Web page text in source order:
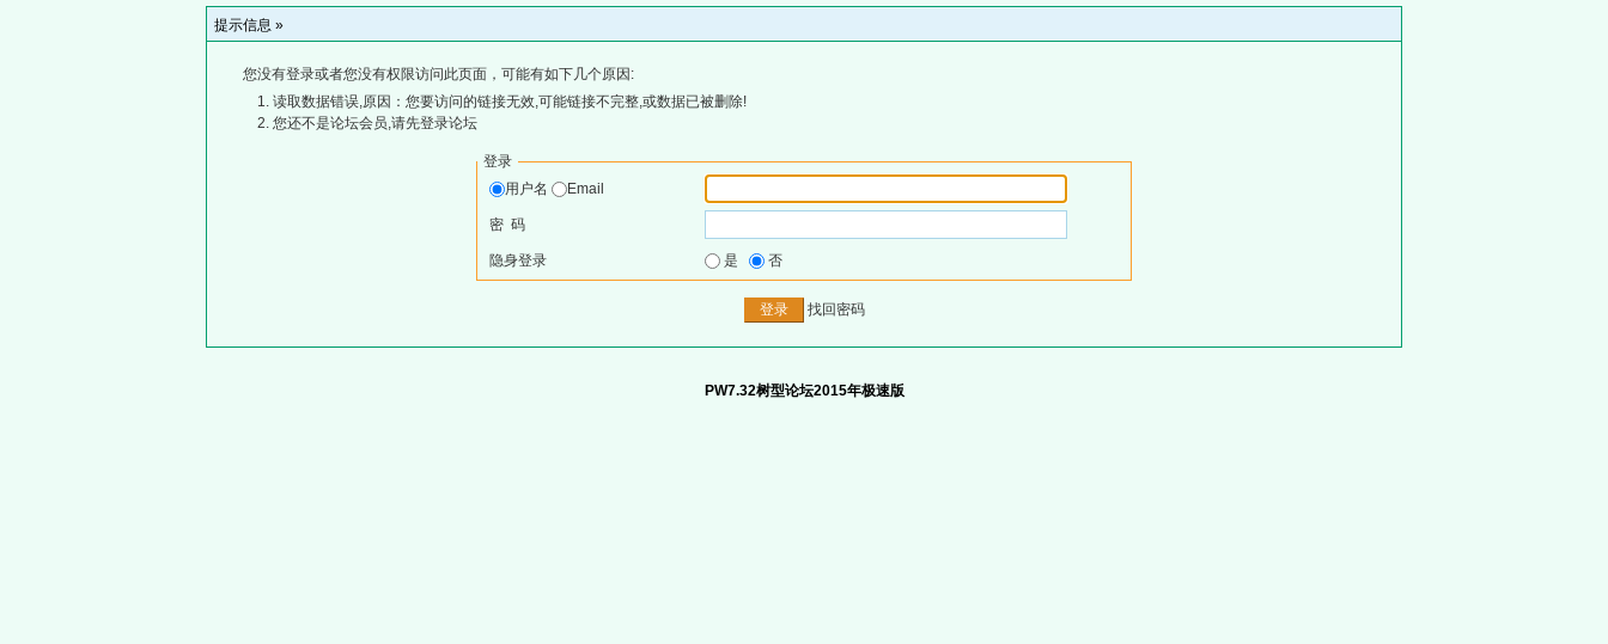
提示信息 »
您没有登录或者您没有权限访问此页面，可能有如下几个原因:
读取数据错误,原因：您要访问的链接无效,可能链接不完整,或数据已被删除!
您还不是论坛会员,请先登录论坛
登录
用户名
Email
密 码
隐身登录 是 否
找回密码
PW7.32树型论坛2015年极速版